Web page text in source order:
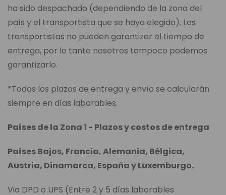
ha sido despachado (dependiendo de la zona del
país y el transportista que se haya elegido). Los
transportistas no pueden garantizar el tiempo de
entrega, por lo tanto nosotros tampoco podemos
garantizarlo.
*Todos los plazos de entrega y envío se calcularán
siempre en días laborables.
Países de la Zona 1 - Plazos y costos de entrega
Países Bajos, Francia, Alemania, Bélgica,
Austria, Dinamarca, España y Luxemburgo.
Via DPD o UPS (Entre 2 y 5 días laborables